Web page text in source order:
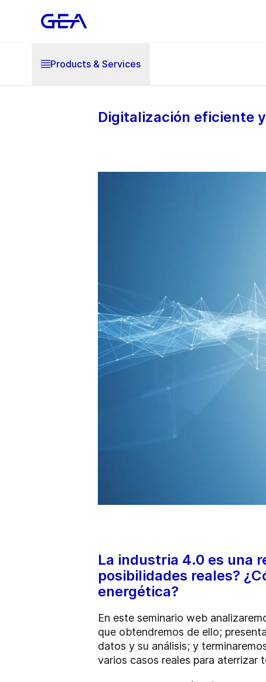
Products & Services
Digitalización eficiente
La industria 4.0 es una
posibilidades reales?
energética?
En este seminario web
que obtendremos de ello;
datos y su análisis; y
varios casos reales para aterrizar